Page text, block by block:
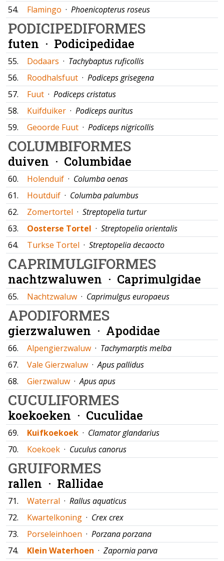
54. Flamingo · Phoenicopterus roseus
PODICIPEDIFORMES
futen · Podicipedidae
55. Dodaars · Tachybaptus ruficollis
56.
Roodhalsfuut · Podiceps grisegena
57.
Fuut · Podiceps cristatus
58.
Kuifduiker · Podiceps auritus
59.
Geoorde Fuut · Podiceps nigricollis
COLUMBIFORMES
duiven · Columbidae
60. Holenduif · Columba oenas
61.
Houtduif · Columba palumbus
62.
Zomertortel · Streptopelia turtur
63.
Oosterse Tortel · Streptopelia orientalis
64.
Turkse Tortel · Streptopelia decaocto
CAPRIMULGIFORMES
nachtzwaluwen · Caprimulgidae
65. Nachtzwaluw · Caprimulgus europaeus
APODIFORMES
gierzwaluwen · Apodidae
66. Alpengierzwaluw · Tachymarptis melba
67.
Vale Gierzwaluw ·Apus pallidus
68.
Gierzwaluw ·Apus apus
CUCULIFORMES
koekoeken · Cuculidae
69. Kuifkoekoek · Clamator glandarius
70.
Koekoek · Cuculus canorus
GRUIFORMES
rallen · Rallidae
71. Waterral · Rallus aquaticus
72.
Kwartelkoning · Crex crex
73.
Porseleinhoen · Porzana porzana
74.
Klein Waterhoen · Zapornia parva